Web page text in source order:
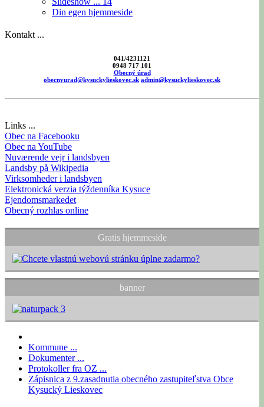
Din egen hjemmeside
Kontakt ...
041/4231121
0948 717 101
Obecný úrad
obecnyurad@kysuckylieskovec.sk admin@kysuckylieskovec.sk
Links ...
Obec na Facebooku
Obec na YouTube
Nuværende vejr i landsbyen
Landsby på Wikipedia
Virksomheder i landsbyen
Elektronická verzia týždenníka Kysuce
Ejendomsmarkedet
Obecný rozhlas online
Gratis hjemmeside
banner
Kommune ...
Dokumenter ...
Protokoller fra OZ ...
Zápisnica z 9.zasadnutia obecného zastupiteľstva Obce
Kysucký Lieskovec